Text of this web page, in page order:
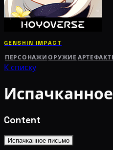
GENSHIN IMPACT
ПЕРСОНАЖИ ОРУЖИЕ
К списку
Content
Испачканное письмо